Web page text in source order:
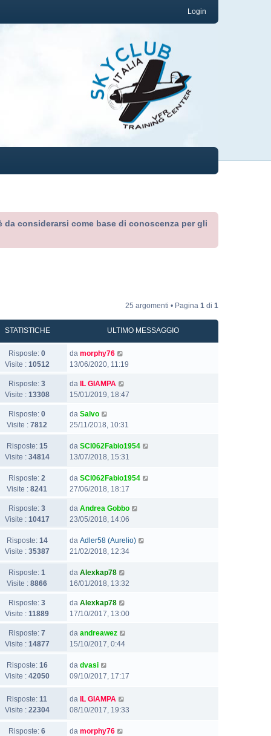
Login
considerarsi come base di conoscenza per gli
25 argomenti • Pagina 1 di 1
STATISTICHE ULTIMO MESSAGGIO
Risposte: 0
Visite : 10512
da morphy76
13/06/2020, 11:19
Risposte: 3
Visite : 13308
da IL GIAMPA
15/01/2019, 18:47
Risposte: 0
Visite : 7812
da Salvo
25/11/2018, 10:31
Risposte: 15
Visite : 34814
da SCI062Fabio1954
13/07/2018, 15:31
Risposte: 2
Visite : 8241
da SCI062Fabio1954
27/06/2018, 18:17
Risposte: 3
Visite : 10417
da Andrea Gobbo
23/05/2018, 14:06
Risposte: 14
Visite : 35387
da Adler58 (Aurelio)
21/02/2018, 12:34
Risposte: 1
Visite : 8866
da Alexkap78
16/01/2018, 13:32
Risposte: 3
Visite : 11889
da Alexkap78
17/10/2017, 13:00
Risposte: 7
Visite : 14877
da andreawez
15/10/2017, 0:44
Risposte: 16
Visite : 42050
da dvasi
09/10/2017, 17:17
Risposte: 11
Visite : 22304
da IL GIAMPA
08/10/2017, 19:33
Risposte: 6
da morphy76